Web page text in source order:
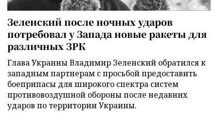
Зеленский после ночных ударов
потребовал у Запада новые ракеты для
различных ЗРК
Глава Украины Владимир Зеленский обратился к
западным партнерам с просьбой предоставить
боеприпасы для широкого спектра систем
противовоздушной обороны после недавних
ударов по территории Украины.